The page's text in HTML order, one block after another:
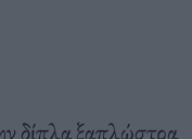
δίπλα ξαπλώστρα